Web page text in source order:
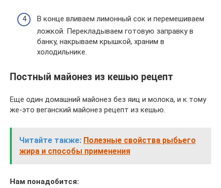
В конце вливаем лимонный сок и перемешиваем
ложкой. Перекладываем готовую заправку в
банку, накрываем крышкой, храним в
холодильнике.
Постный майонез из кешью рецепт
Еще один домашний майонез без яиц и молока, и к тому
же-это веганский майонез рецепт из кешью.
Читайте также: Полезные свойства рыбьего
жира и способы применения
Нам понадобится: